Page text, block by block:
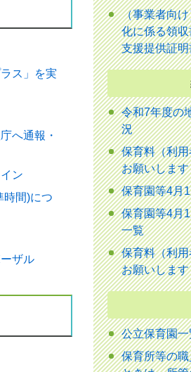
ス」を実
へ通報・
ン
間)につ
ザル
（事業者向
化に係る領
支援提供証明
令和7年度の
況
保育料（利
お願いします
保育園等4月
保育園等4月
一覧
保育料（利
お願いします
公立保育園一
保育所等の